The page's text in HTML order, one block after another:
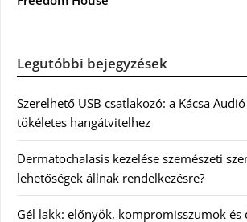
Legutóbbi bejegyzések
Szerelhető USB csatlakozó: a Kácsa
tökéletes hangátvitelhez
Dermatochalasis kezelése szemészeti
lehetőségek állnak rendelkezésre?
Gél lakk: előnyök, kompromisszumok és